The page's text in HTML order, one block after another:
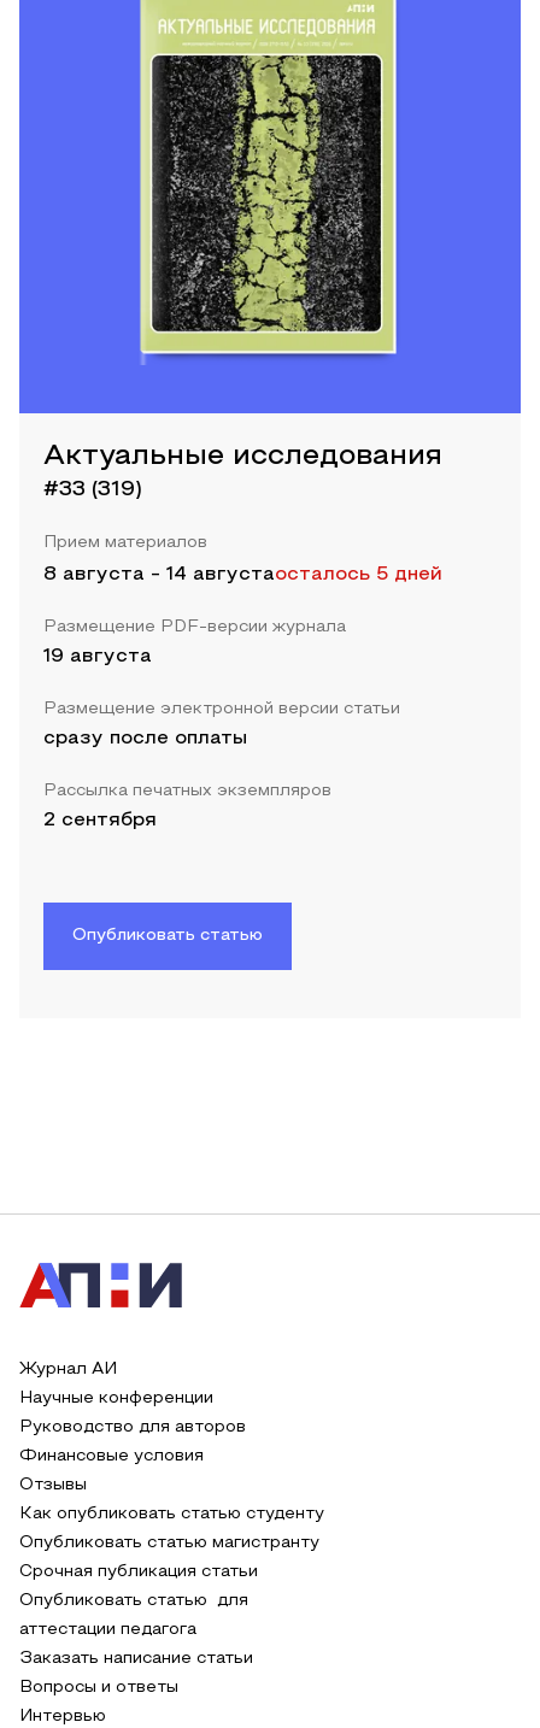
Актуальные исследования
#33 (319)
Прием материалов
8 августа - 14 августаосталось 5 дней
Размещение PDF-версии журнала
19 августа
Размещение электронной версии статьи
сразу после оплаты
Рассылка печатных экземпляров
2 сентября
Опубликовать статью
Журнал АИ
Научные конференции
Руководство для авторов
Финансовые условия
Отзывы
Как опубликовать статью студенту
Опубликовать статью магистранту
Срочная публикация статьи
Опубликовать статью для
аттестации педагога
Заказать написание статьи
Вопросы и ответы
Интервью